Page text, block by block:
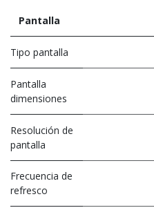
Pantalla
Tipo pantalla
Pantalla
dimensiones
Resolución de
pantalla
Frecuencia de
refresco